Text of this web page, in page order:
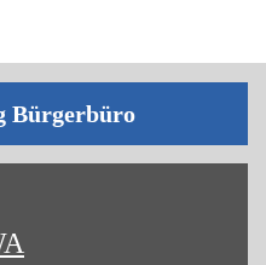
Bür­ger­bü­ro